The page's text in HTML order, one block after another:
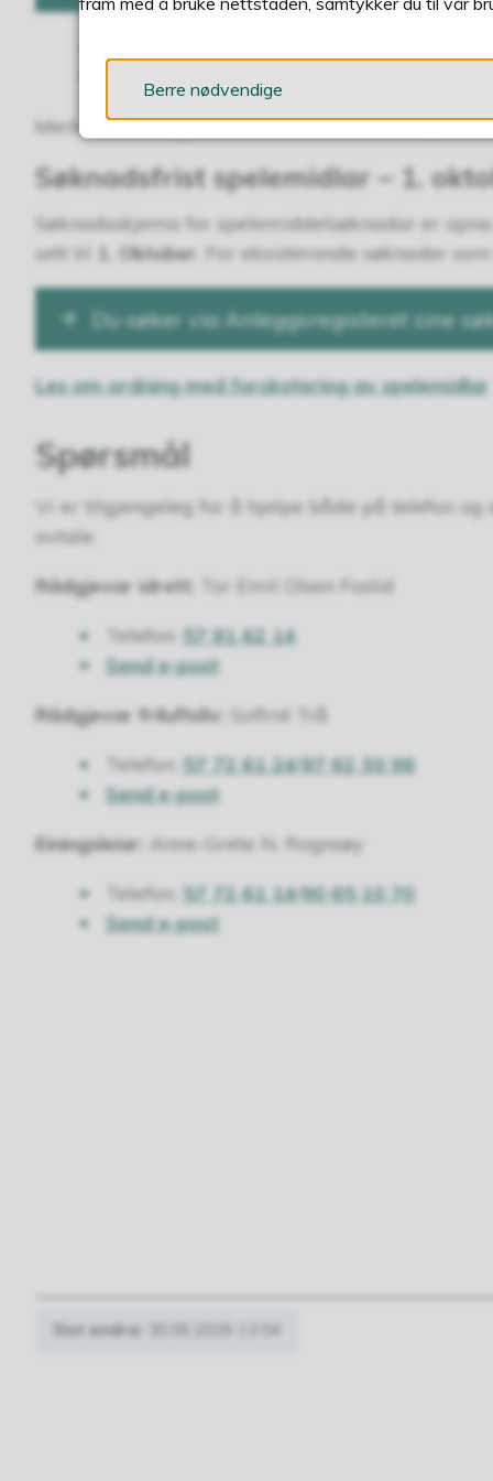
Merk innsending medsaksnummer 26/5022
Søknadsfrist spelemidlar – 1.
Søknadsskjema for spelemiddelsøknadar er
sett til 1. Oktober . For eksisterande søknader
Du søker via Anleggsregisteret sine
Les om ordning med forskotering av spelemidlar
Spørsmål
Vi er tilgjengeleg for å hjelpe både på telefon
avtale.
Rådgjevar idrett:
Tor Emil Olsen Foslid
Telefon: 57 81 62 14
Send e-post
Rådgjevar friluftsliv:
Solfrid Trå
Telefon: 57 72 61 24/97 62 30 98
Send e-post
Einingsleiar: Anne-Grete N. Rognsøy
Telefon: 57 72 61 14/90 65 10 70
Send e-post
Sist endra 30.06.2026 13.54
Berre nødvendige